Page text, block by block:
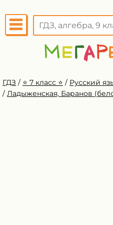
ГДЗ / ⭐️ 7 класс ⭐️ / Русский
/ Ладыженская, Баранов